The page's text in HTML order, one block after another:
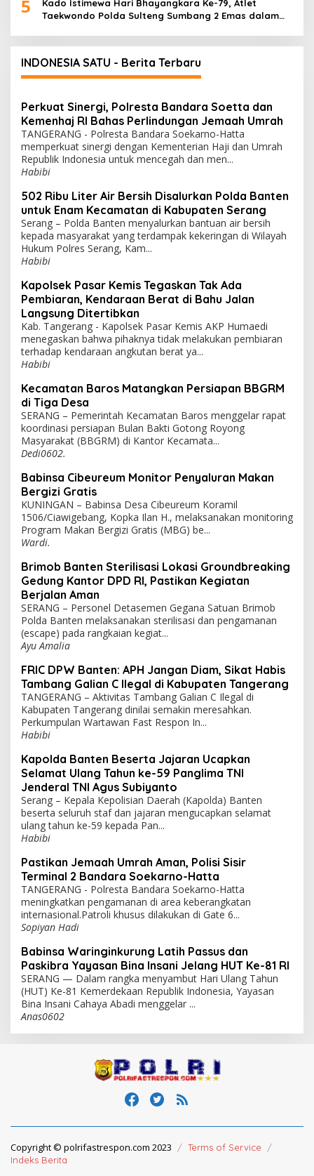
5
Kado Istimewa Hari Bhayangkara Ke-79, Atlet
Taekwondo Polda Sulteng Sumbang 2 Emas dalam
INDONESIA SATU - Berita Terbaru
Perkuat Sinergi, Polresta Bandara Soetta dan
Kemenhaj RI Bahas Perlindungan Jemaah Umrah
TANGERANG - Polresta Bandara Soekarno-Hatta
memperkuat sinergi dengan Kementerian Haji dan Umrah
Republik Indonesia untuk mencegah dan men...
Habibi
502 Ribu Liter Air Bersih Disalurkan Polda Banten
untuk Enam Kecamatan di Kabupaten Serang
Serang – Polda Banten menyalurkan bantuan air bersih
kepada masyarakat yang terdampak kekeringan di Wilayah
Hukum Polres Serang, Kam...
Habibi
Kapolsek Pasar Kemis Tegaskan Tak Ada
Pembiaran, Kendaraan Berat di Bahu Jalan
Langsung Ditertibkan
Kab. Tangerang - Kapolsek Pasar Kemis AKP Humaedi
menegaskan bahwa pihaknya tidak melakukan pembiaran
terhadap kendaraan angkutan berat ya...
Habibi
Kecamatan Baros Matangkan Persiapan BBGRM
di Tiga Desa
SERANG – Pemerintah Kecamatan Baros menggelar rapat
koordinasi persiapan Bulan Bakti Gotong Royong
Masyarakat (BBGRM) di Kantor Kecamata...
Dedi0602.
Babinsa Cibeureum Monitor Penyaluran Makan
Bergizi Gratis
KUNINGAN – Babinsa Desa Cibeureum Koramil
1506/Ciawigebang, Kopka Ilan H., melaksanakan monitoring
Program Makan Bergizi Gratis (MBG) be...
Wardi.
Brimob Banten Sterilisasi Lokasi Groundbreaking
Gedung Kantor DPD RI, Pastikan Kegiatan
Berjalan Aman
SERANG – Personel Detasemen Gegana Satuan Brimob
Polda Banten melaksanakan sterilisasi dan pengamanan
(escape) pada rangkaian kegiat...
Ayu Amalia
FRIC DPW Banten: APH Jangan Diam, Sikat Habis
Tambang Galian C Ilegal di Kabupaten Tangerang
TANGERANG – Aktivitas Tambang Galian C Ilegal di
Kabupaten Tangerang dinilai semakin meresahkan.
Perkumpulan Wartawan Fast Respon In...
Habibi
Kapolda Banten Beserta Jajaran Ucapkan
Selamat Ulang Tahun ke-59 Panglima TNI
Jenderal TNI Agus Subiyanto
Serang – Kepala Kepolisian Daerah (Kapolda) Banten
beserta seluruh staf dan jajaran mengucapkan selamat
ulang tahun ke-59 kepada Pan...
Habibi
Pastikan Jemaah Umrah Aman, Polisi Sisir
Terminal 2 Bandara Soekarno-Hatta
TANGERANG - Polresta Bandara Soekarno-Hatta
meningkatkan pengamanan di area keberangkatan
internasional.Patroli khusus dilakukan di Gate 6...
Sopiyan Hadi
Babinsa Waringinkurung Latih Passus dan
Paskibra Yayasan Bina Insani Jelang HUT Ke-81 RI
SERANG — Dalam rangka menyambut Hari Ulang Tahun
(HUT) Ke-81 Kemerdekaan Republik Indonesia, Yayasan
Bina Insani Cahaya Abadi menggelar ...
Anas0602
Copyright © polrifastrespon.com 2023
Terms of Service
Indeks Berita